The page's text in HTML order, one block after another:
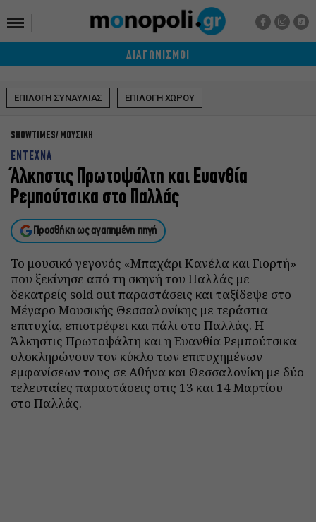
ΔΙΑΓΩΝΙΣΜΟΙ
ΕΠΙΛΟΓΗ ΣΥΝΑΥΛΙΑΣ ΕΠΙΛΟΓΗ ΧΩΡΟΥ
SHOWTIMES ΜΟΥΣΙΚΗ
ΕΝΤΕΧΝΑ
Άλκηστις Πρωτοψάλτη και Ευανθία
Ρεμπούτσικα στο Παλλάς
Προσθήκη ως αγαπημένη πηγή
Το μουσικό γεγονός «Μπαχάρι Κανέλα και Γιορτή»
που ξεκίνησε από τη σκηνή του Παλλάς με
δεκατρείς sold out παραστάσεις και ταξίδεψε στο
Μέγαρο Μουσικής Θεσσαλονίκης με τεράστια
επιτυχία, επιστρέφει και πάλι στο Παλλάς. Η
Άλκηστις Πρωτοψάλτη και η Ευανθία Ρεμπούτσικα
ολοκληρώνουν τον κύκλο των επιτυχημένων
εμφανίσεων τους σε Αθήνα και Θεσσαλονίκη με δύο
τελευταίες παραστάσεις στις 13 και 14 Μαρτίου
στο Παλλάς.